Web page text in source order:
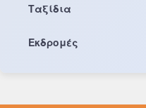
Ταξίδια
Εκδρομές